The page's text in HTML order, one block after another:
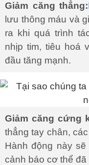
Giảm căng thẳng:
lưu thông máu và
ra khi quá trình
nhịp tim, tiêu hoá
đầu tăng mạnh.
Giảm căng cứng
thẳng tay chân,
Hành động này
cảnh báo cơ thể